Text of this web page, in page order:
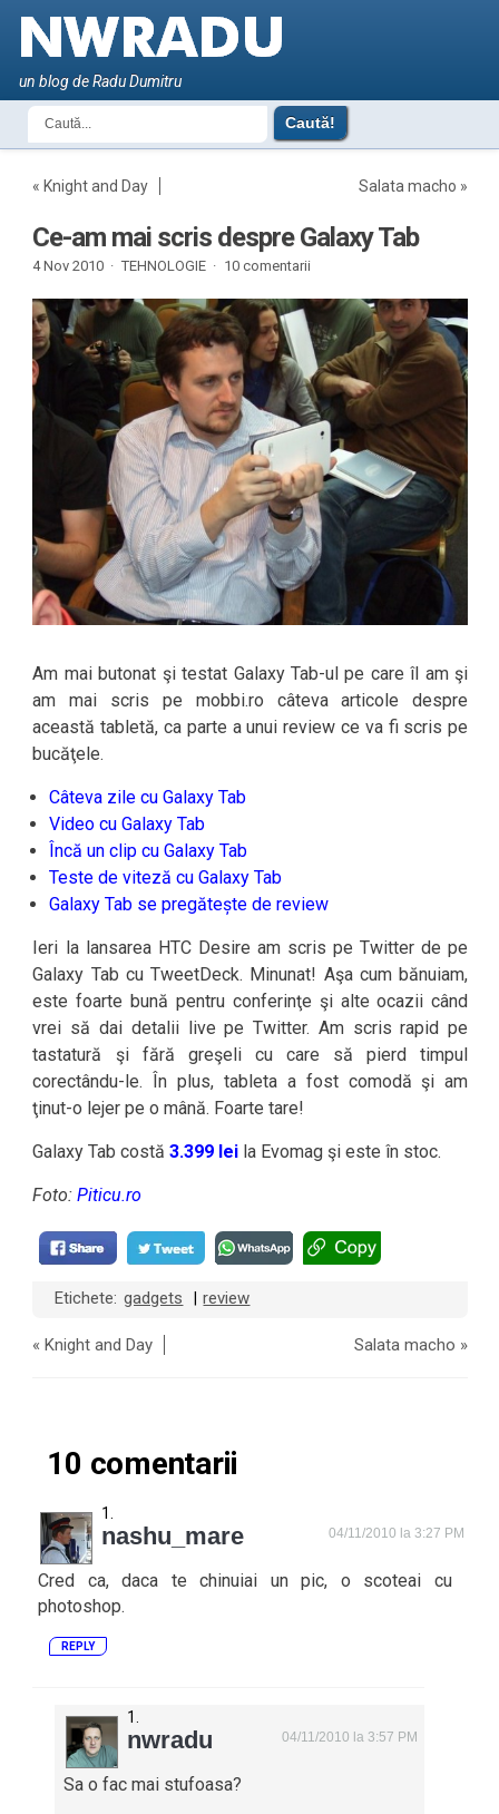
un blog de Radu Dumitru
« Knight and Day Salata macho »
Ce-am mai scris despre Galaxy Tab
4 Nov 2010 · TEHNOLOGIE · 10 comentarii
Am mai butonat şi testat Galaxy Tab-ul pe care îl am şi
am mai scris pe mobbi.ro câteva articole despre
această tabletă, ca parte a unui review ce va fi scris pe
bucăţele.
Câteva zile cu Galaxy Tab
Video cu Galaxy Tab
Încă un clip cu Galaxy Tab
Teste de viteză cu Galaxy Tab
Galaxy Tab se pregătește de review
Ieri la lansarea HTC Desire am scris pe Twitter de pe
Galaxy Tab cu TweetDeck. Minunat! Aşa cum bănuiam,
este foarte bună pentru conferinţe şi alte ocazii când
vrei să dai detalii live pe Twitter. Am scris rapid pe
tastatură şi fără greşeli cu care să pierd timpul
corectându-le. În plus, tableta a fost comodă şi am
ţinut-o lejer pe o mână. Foarte tare!
Galaxy Tab costă3.399 lei la Evomag şi este în stoc.
Foto:Piticu.ro
Etichete: gadgets review
«Knight and Day Salata macho »
10 comentarii
nashu_mare 04/11/2010 la 3:27 PM
Cred ca, daca te chinuiai un pic, o scoteai cu
photoshop.
REPLY
nwradu 04/11/2010 la 3:57 PM
Sa o fac mai stufoasa?